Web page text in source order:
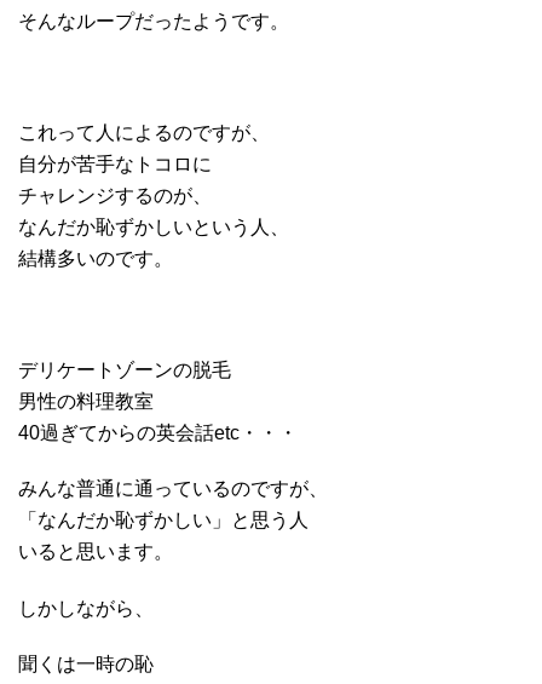
そんなループだったようです。
これって人によるのですが、
自分が苦手なトコロに
チャレンジするのが、
なんだか恥ずかしいという人、
結構多いのです。
デリケートゾーンの脱毛
男性の料理教室
40過ぎてからの英会話etc・・・
みんな普通に通っているのですが、
「なんだか恥ずかしい」と思う人
いると思います。
しかしながら、
聞くは一時の恥